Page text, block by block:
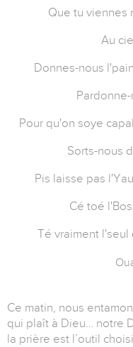
Que tu viennes
Au
Donnes-nous
Pour qu'on soye
Sorts-nous
Pis laisse pas
Cé toé
Té vraiment
Ce matin, nous
qui plaît à Dieu… notre
la prière est l’outil